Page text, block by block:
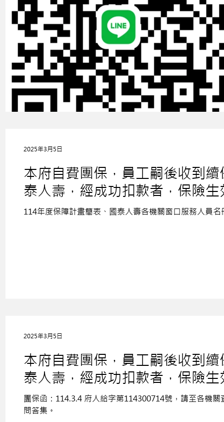
本府自費團保，員工嗣後收到
泰人壽，經成功扣款者，保險
之權益。 費團本府服務電話：
114年度保障計畫簡表、國泰人壽各機關窗口服務人員名
2025年3月5日
本府自費團保，員工嗣後收到
泰人壽，經成功扣款者，保險
之權益。 費團本府服務電話：
姐。
團保函：114.3.4 府人給字第114300714號，請至各機
問答集。
2025年3月5日